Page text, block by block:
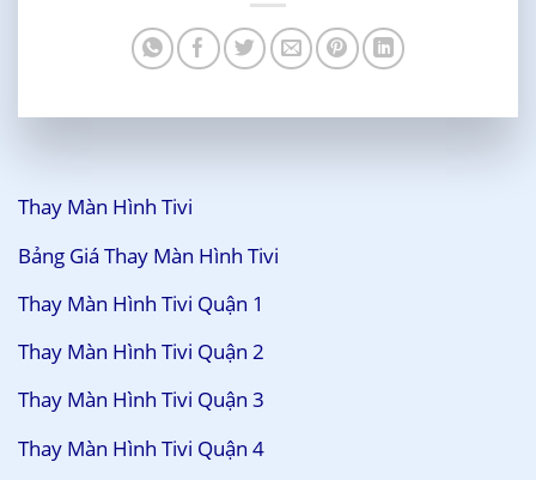
Thay Màn Hình Tivi
Bảng Giá Thay Màn Hình Tivi
Thay Màn Hình Tivi Quận 1
Thay Màn Hình Tivi Quận 2
Thay Màn Hình Tivi Quận 3
Thay Màn Hình Tivi Quận 4